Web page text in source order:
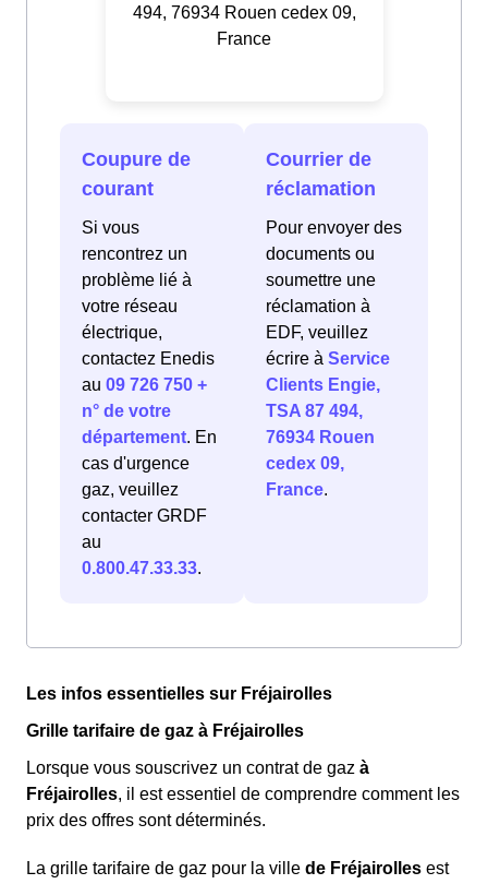
494, 76934 Rouen cedex 09,
France
Coupure de
courant
Si vous
rencontrez un
problème lié à
votre réseau
électrique,
contactez Enedis
au 09 726 750 +
n° de votre
département. En
cas d'urgence
gaz, veuillez
contacter GRDF
au
0.800.47.33.33.
Courrier de
réclamation
Pour envoyer des
documents ou
soumettre une
réclamation à
EDF, veuillez
écrire à Service
Clients Engie,
TSA 87 494,
76934 Rouen
cedex 09,
France.
Les infos essentielles sur Fréjairolles
Grille tarifaire de gaz à Fréjairolles
Lorsque vous souscrivez un contrat de gaz à
Fréjairolles, il est essentiel de comprendre comment les
prix des offres sont déterminés.
La grille tarifaire de gaz pour la ville de Fréjairolles est